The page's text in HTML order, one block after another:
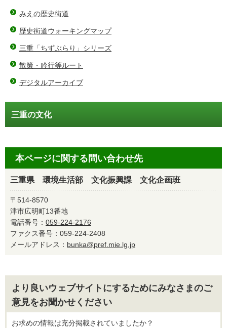
みえの歴史街道
歴史街道ウォーキングマップ
三重「ちずぶらり」シリーズ
散策・吟行等ルート
デジタルアーカイブ
三重の文化
本ページに関する問い合わせ先
三重県 環境生活部 文化振興課 文化企画班
〒514-8570
津市広明町13番地
電話番号： 059-224-2176
ファクス番号：059-224-2408
メールアドレス： bunka@pref.mie.lg.jp
より良いウェブサイトにするためにみなさまのご
意見をお聞かせください
お求めの情報は充分掲載されていましたか？